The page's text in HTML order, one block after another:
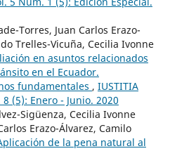
Torres, Juan Carlos Erazo-
Trelles-Vicuña, Cecilia Ivonne
en asuntos relacionados
en el Ecuador.
fundamentales , IUSTITIA
(5): Enero - Junio. 2020
Sigüenza, Cecilia Ivonne
Erazo-Álvarez, Camilo
de la pena natural al